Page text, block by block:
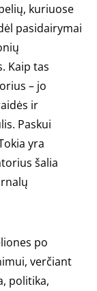
kuriuose
pasidairymai
Kaip tas
– jo
ir
Paskui
yra
šalia
po
verčiant
politika,